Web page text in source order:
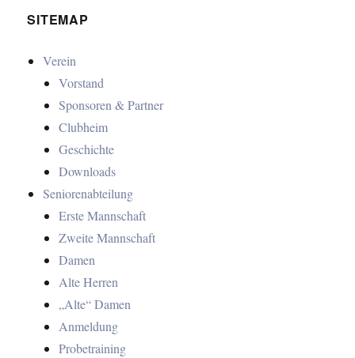
SITEMAP
Verein
Vorstand
Sponsoren & Partner
Clubheim
Geschichte
Downloads
Seniorenabteilung
Erste Mannschaft
Zweite Mannschaft
Damen
Alte Herren
„Alte“ Damen
Anmeldung
Probetraining